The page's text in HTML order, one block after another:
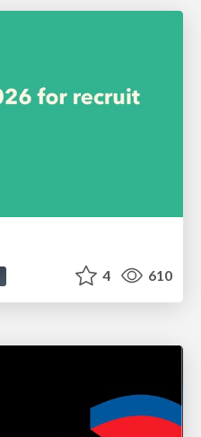
4 610